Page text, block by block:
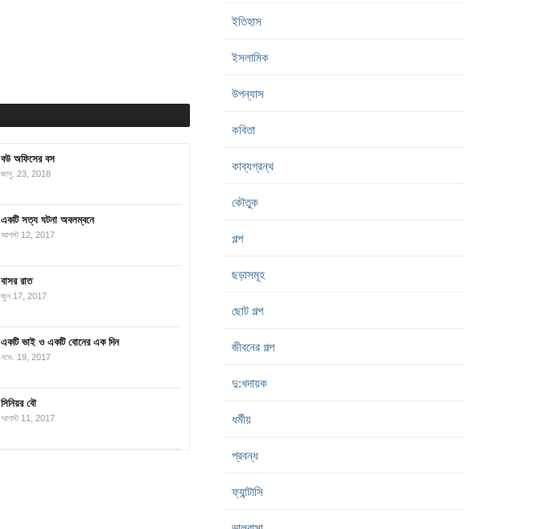
বউ অফিসের বস
জানু. 23, 2018
একটি সত্য ঘটনা অবলম্বনে
আগস্ট 12, 2017
বাসর রাত
জুন 17, 2017
একটি ভাই ও একটি বোনের এক দিন
নভে. 19, 2017
সিনিয়র বৌ
আগস্ট 11, 2017
ইতিহাস
ইসলামিক
উপন্যাস
কবিতা
কাব্যগ্রন্থ
কৌতুক
গল্প
ছড়াসমূহ
ছোট গল্প
জীবনের গল্প
দু:খদায়ক
ধর্মীয়
প্রবন্ধ
ফ্যান্টাসি